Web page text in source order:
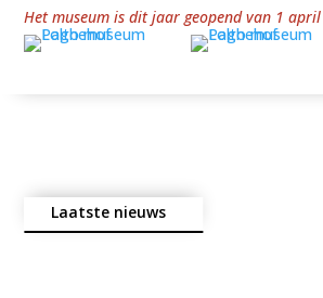
Het museum is dit jaar geopend van 1
Laatste nieuws